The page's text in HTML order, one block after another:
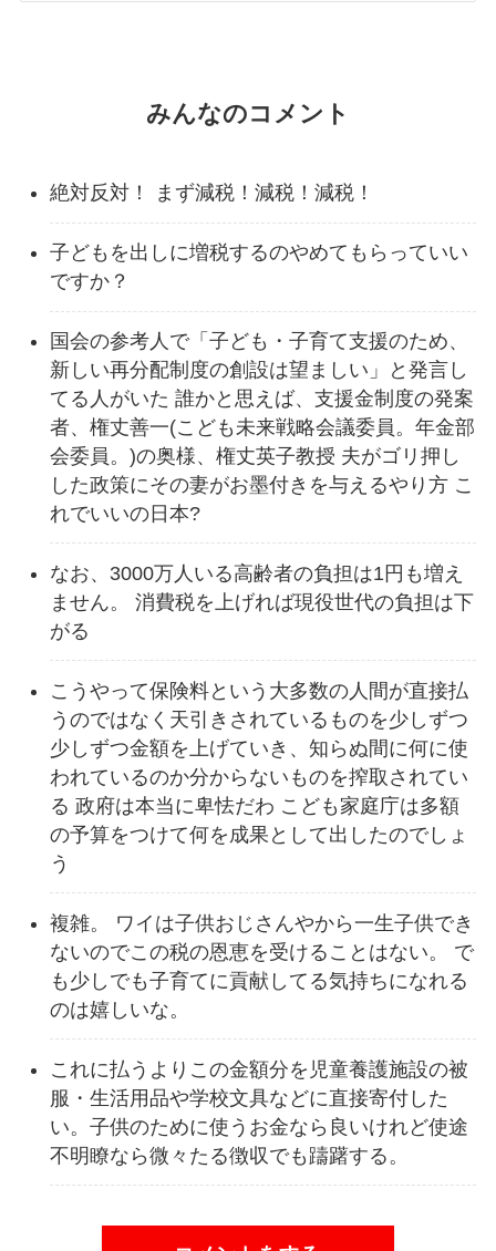
みんなのコメント
絶対反対！ まず減税！減税！減税！
子どもを出しに増税するのやめてもらっていい
ですか？
国会の参考人で「子ども・子育て支援のため、
新しい再分配制度の創設は望ましい」と発言し
てる人がいた 誰かと思えば、支援金制度の発案
者、権丈善一(こども未来戦略会議委員。年金部
会委員。)の奥様、権丈英子教授 夫がゴリ押し
した政策にその妻がお墨付きを与えるやり方 こ
れでいいの日本?
なお、3000万人いる高齢者の負担は1円も増え
ません。 消費税を上げれば現役世代の負担は下
がる
こうやって保険料という大多数の人間が直接払
うのではなく天引きされているものを少しずつ
少しずつ金額を上げていき、知らぬ間に何に使
われているのか分からないものを搾取されてい
る 政府は本当に卑怯だわ こども家庭庁は多額
の予算をつけて何を成果として出したのでしょ
う
複雑。 ワイは子供おじさんやから一生子供でき
ないのでこの税の恩恵を受けることはない。 で
も少しでも子育てに貢献してる気持ちになれる
のは嬉しいな。
これに払うよりこの金額分を児童養護施設の被
服・生活用品や学校文具などに直接寄付した
い。子供のために使うお金なら良いけれど使途
不明瞭なら微々たる徴収でも躊躇する。